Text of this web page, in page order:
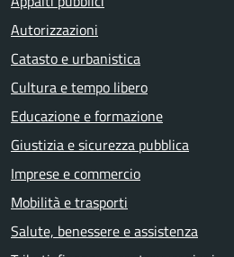
Autorizzazioni
Catasto e urbanistica
Cultura e tempo libero
Educazione e formazione
Giustizia e sicurezza pubblica
Imprese e commercio
Mobilità e trasporti
Salute, benessere e assistenza